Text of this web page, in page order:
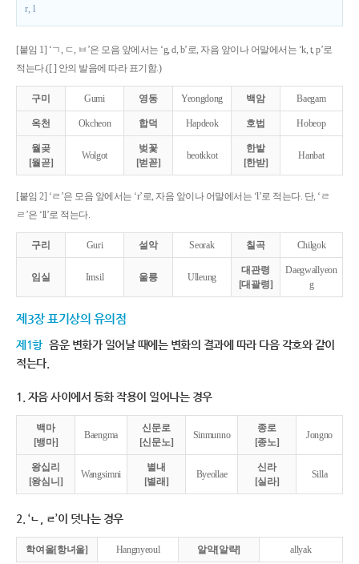
r, l
[붙임 1] ‘ㄱ, ㄷ, ㅂ’은 모음 앞에서는 ‘g, d, b’로, 자음 앞이나 어말에서는 ‘k, t, p’로
적는다.([ ] 안의 발음에 따라 표기함.)
구미 Gumi 영동 Yeongdong 백암 Baegam
옥천 Okcheon 합덕 Hapdeok 호법 Hobeop
월곶
[월곧]
Wolgot
벚꽃
[벋꼳]
beotkkot
한밭
[한받]
Hanbat
[붙임 2] ‘ㄹ’은 모음 앞에서는 ‘r’로, 자음 앞이나 어말에서는 ‘l’로 적는다. 단, ‘ㄹ
ㄹ’은 ‘ll’로 적는다.
구리 Guri 설악 Seorak 칠곡 Chilgok
임실 Imsil 울릉 Ulleung
대관령
[대괄령]
Daegwallyeon
g
제3장 표기상의 유의점
제1항 음운 변화가 일어날 때에는 변화의 결과에 따라 다음 각호와 같이
적는다.
1. 자음 사이에서 동화 작용이 일어나는 경우
백마
[뱅마]
Baengma
신문로
[신문노]
Sinmunno
종로
[종노]
Jongno
왕십리
[왕심니]
Wangsimni
별내
[별래]
Byeollae
신라
[실라]
Silla
2. ‘ㄴ, ㄹ’이 덧나는 경우
학여울[항녀울] Hangnyeoul 알약[알략] allyak